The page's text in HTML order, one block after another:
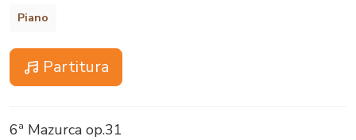
Piano
Partitura
6ª Mazurca op.31